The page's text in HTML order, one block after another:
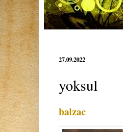
27.09.2022
yoksul
balzac